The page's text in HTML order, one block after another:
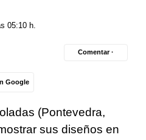
05:10 h.
Google
Comentar ·
(Pontevedra,
sus diseños en